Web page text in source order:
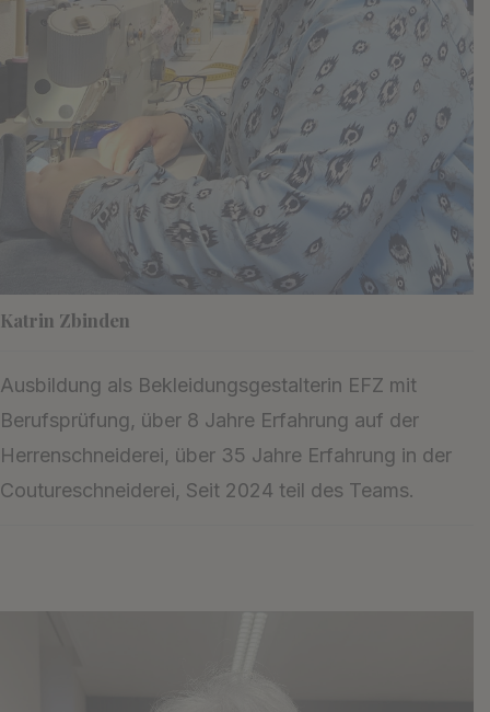
Katrin Zbinden
Ausbildung als Bekleidungsgestalterin EFZ mit
Berufsprüfung, über 8 Jahre Erfahrung auf der
Herrenschneiderei, über 35 Jahre Erfahrung in der
Coutureschneiderei, Seit 2024 teil des Teams.